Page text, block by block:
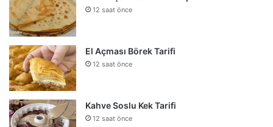
12 saat önce
El Açması Börek Tarifi
12 saat önce
Kahve Soslu Kek Tarifi
12 saat önce